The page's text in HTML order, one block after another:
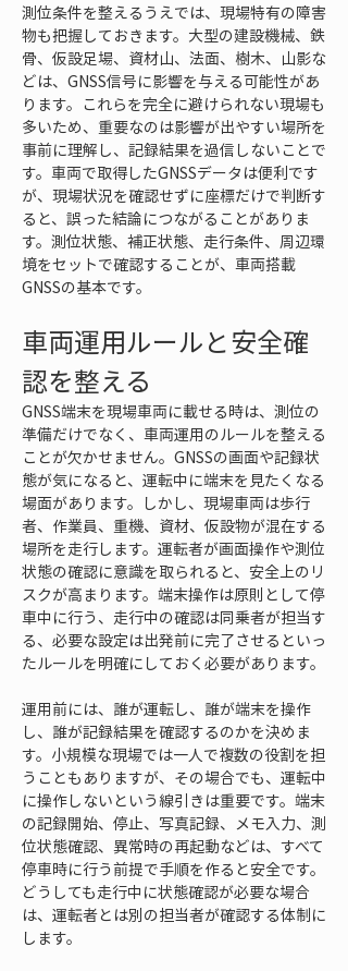
測位条件を整えるうえでは、現場特有の障害
物も把握しておきます。大型の建設機械、鉄
骨、仮設足場、資材山、法面、樹木、山影な
どは、GNSS信号に影響を与える可能性があ
ります。これらを完全に避けられない現場も
多いため、重要なのは影響が出やすい場所を
事前に理解し、記録結果を過信しないことで
す。車両で取得したGNSSデータは便利です
が、現場状況を確認せずに座標だけで判断す
ると、誤った結論につながることがありま
す。測位状態、補正状態、走行条件、周辺環
境をセットで確認することが、車両搭載
GNSSの基本です。
車両運用ルールと安全確
認を整える
GNSS端末を現場車両に載せる時は、測位の
準備だけでなく、車両運用のルールを整える
ことが欠かせません。GNSSの画面や記録状
態が気になると、運転中に端末を見たくなる
場面があります。しかし、現場車両は歩行
者、作業員、重機、資材、仮設物が混在する
場所を走行します。運転者が画面操作や測位
状態の確認に意識を取られると、安全上のリ
スクが高まります。端末操作は原則として停
車中に行う、走行中の確認は同乗者が担当す
る、必要な設定は出発前に完了させるといっ
たルールを明確にしておく必要があります。
運用前には、誰が運転し、誰が端末を操作
し、誰が記録結果を確認するのかを決めま
す。小規模な現場では一人で複数の役割を担
うこともありますが、その場合でも、運転中
に操作しないという線引きは重要です。端末
の記録開始、停止、写真記録、メモ入力、測
位状態確認、異常時の再起動などは、すべて
停車時に行う前提で手順を作ると安全です。
どうしても走行中に状態確認が必要な場合
は、運転者とは別の担当者が確認する体制に
します。